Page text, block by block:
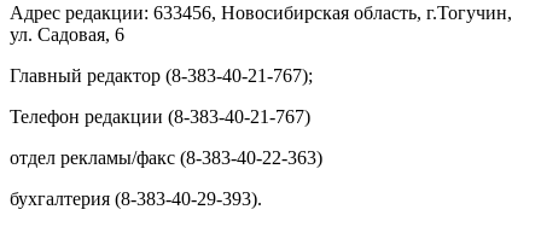
Адрес редакции: 633456, Новосибирская область, г.Тогучин,
ул. Садовая, 6
Главный редактор (8-383-40-21-767);
Телефон редакции (8-383-40-21-767)
отдел рекламы/факс (8-383-40-22-363)
бухгалтерия (8-383-40-29-393).